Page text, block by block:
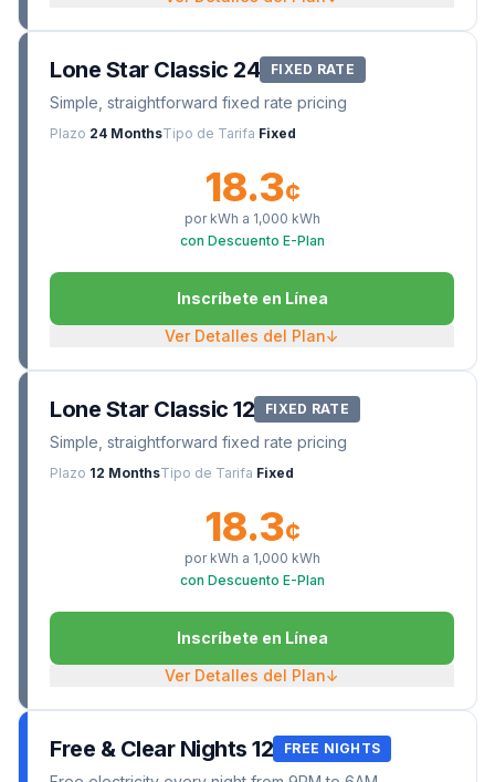
Lone Star Classic 24 FIXED RATE
Simple, straightforward fixed rate pricing
Plazo 24 MonthsTipo de Tarifa Fixed
18.3¢
por kWh a 1,000 kWh
con Descuento E-Plan
Inscríbete en Línea
Ver Detalles del Plan↓
Lone Star Classic 12 FIXED RATE
Simple, straightforward fixed rate pricing
Plazo 12 MonthsTipo de Tarifa Fixed
18.3¢
por kWh a 1,000 kWh
con Descuento E-Plan
Inscríbete en Línea
Ver Detalles del Plan↓
Free & Clear Nights 12 FREE NIGHTS